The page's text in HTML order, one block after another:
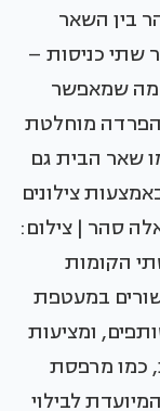
בין השאר
שתי כניסות –
מה שמאפשר
הפרדה מוחלטת
שאר הבית גם
צילונים
סהר | צילום:
הקומות
במעטפת
ומציעות
כמו מרפסת
לבילוי